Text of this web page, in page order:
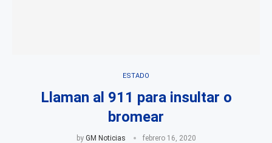
ESTADO
Llaman al 911 para insultar o
bromear
by GM Noticias febrero 16, 2020